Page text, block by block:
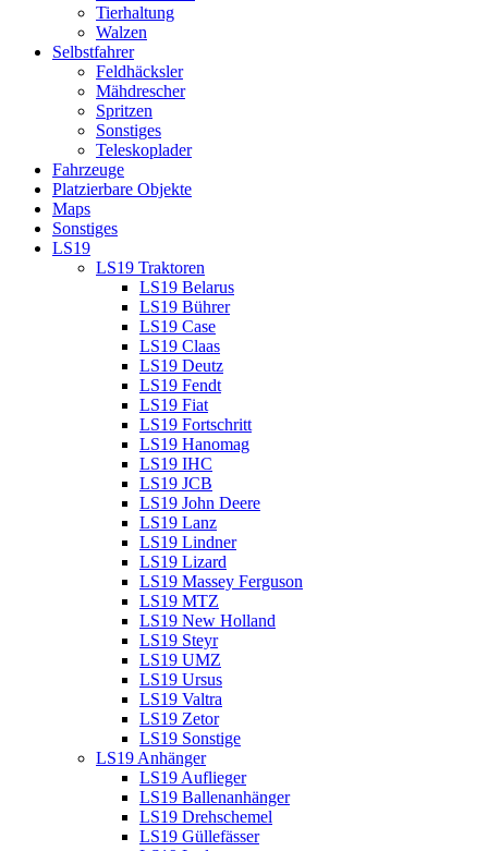
Tierhaltung
Walzen
Selbstfahrer
Feldhäcksler
Mähdrescher
Spritzen
Sonstiges
Teleskoplader
Fahrzeuge
Platzierbare Objekte
Maps
Sonstiges
LS19
LS19 Traktoren
LS19 Belarus
LS19 Bührer
LS19 Case
LS19 Claas
LS19 Deutz
LS19 Fendt
LS19 Fiat
LS19 Fortschritt
LS19 Hanomag
LS19 IHC
LS19 JCB
LS19 John Deere
LS19 Lanz
LS19 Lindner
LS19 Lizard
LS19 Massey Ferguson
LS19 MTZ
LS19 New Holland
LS19 Steyr
LS19 UMZ
LS19 Ursus
LS19 Valtra
LS19 Zetor
LS19 Sonstige
LS19 Anhänger
LS19 Auflieger
LS19 Ballenanhänger
LS19 Drehschemel
LS19 Güllefässer